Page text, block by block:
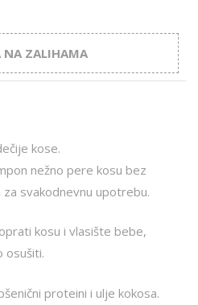
NA ZALIHAMA
kose.
nežno pere kosu bez
svakodnevnu upotrebu.
kosu i vlasište bebe,
osušiti.
proteini i ulje kokosa.